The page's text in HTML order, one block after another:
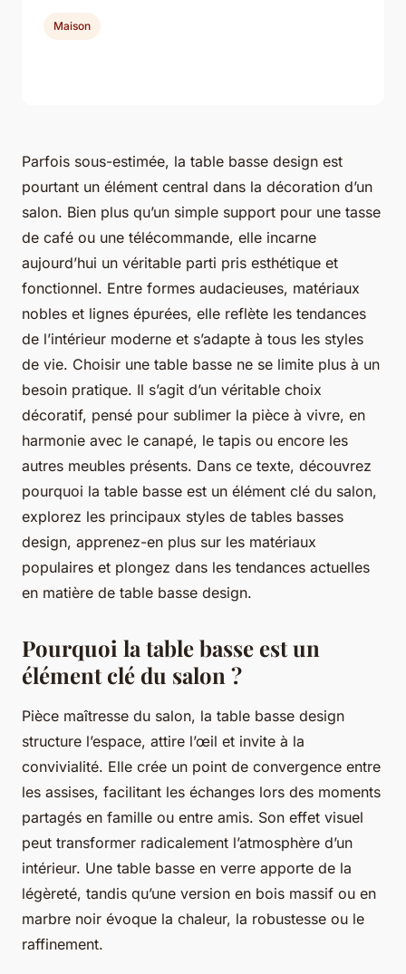
Parfois sous-estimée, la table basse design est
pourtant un élément central dans la décoration d’un
salon. Bien plus qu’un simple support pour une tasse
de café ou une télécommande, elle incarne
aujourd’hui un véritable parti pris esthétique et
fonctionnel. Entre formes audacieuses, matériaux
nobles et lignes épurées, elle reflète les tendances
de l’intérieur moderne et s’adapte à tous les styles
de vie. Choisir une table basse ne se limite plus à un
besoin pratique. Il s’agit d’un véritable choix
décoratif, pensé pour sublimer la pièce à vivre, en
harmonie avec le canapé, le tapis ou encore les
autres meubles présents. Dans ce texte, découvrez
pourquoi la table basse est un élément clé du salon,
explorez les principaux styles de tables basses
design, apprenez-en plus sur les matériaux
populaires et plongez dans les tendances actuelles
en matière de table basse design.
Pourquoi la table basse est un
élément clé du salon ?
Pièce maîtresse du salon, la table basse design
structure l’espace, attire l’œil et invite à la
convivialité. Elle crée un point de convergence entre
les assises, facilitant les échanges lors des moments
partagés en famille ou entre amis. Son effet visuel
peut transformer radicalement l’atmosphère d’un
intérieur. Une table basse en verre apporte de la
légèreté, tandis qu’une version en bois massif ou en
marbre noir évoque la chaleur, la robustesse ou le
raffinement.
Maison